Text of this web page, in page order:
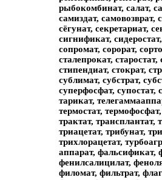
рыбокомбинат, салат,
самиздат, самовозврат,
сёгунат, секретариат,
сигнификат,
сопромат, сорорат,
сталепрокат, старостат,
стипендиат, стократ,
сублимат, субстрат,
суперфосфат, супостат,
тарикат,
термостат,
трактат, трансплантат,
триацетат, трибунат,
трихлорацетат,
аппарат, фальсификат,
фенилсалицилат,
филомат, фильтрат,